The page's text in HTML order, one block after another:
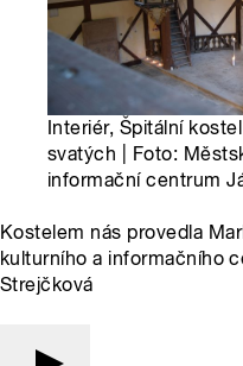
Interiér, Špitální
svatých | Foto:
informační centrum
Kostelem nás provedla
kulturního a informačního
Strejčková